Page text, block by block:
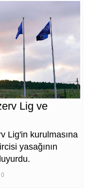
Lig ve
Lig'in kurulmasına
yasağının
0